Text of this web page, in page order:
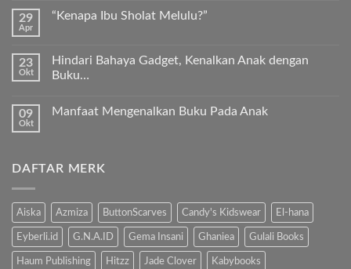
Premium
pada
ajari
kita
29
Apr
“Kenapa Ibu Sholat Melulu?”
pada
“Kenapa
23
Okt
Hindari Bahaya Gadget, Kenalkan Anak dengan
Buku…
komentar
Kenalkan
Anak
09
Okt
Manfaat Mengenalkan Buku Pada Anak
Manfaat
Anak
DAFTAR MERK
Aiska Azmiza ButtonScarves Candy's Kidswear El-hana
Eyberli.id G.N.A.ID Gema Insani Ghaniea Gulali Books
Haum Publishing Hitzz Jade Clover Kabybooks